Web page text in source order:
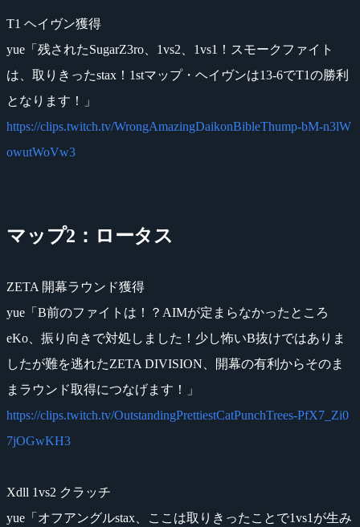
T1 ヘイヴン獲得
yue「残されたSugarZ3ro、1vs2、1vs1！スモークファイト
は、取りきったstax！1stマップ・ヘイヴンは13-6でT1の勝利
となります！」
https://clips.twitch.tv/WrongAmazingDaikonBibleThump-bM-n3lW
owutWoVw3
マップ2：ロータス
ZETA 開幕ラウンド獲得
yue「B前のファイトは！？AIMが定まらなかったところ
eKo、振り向きで対処しました！少し怖いB抜けではありま
したが難を逃れたZETA DIVISION、開幕の有利からそのま
まラウンド取得につなげます！」
https://clips.twitch.tv/OutstandingPrettiestCatPunchTrees-PfX7_Zi0
7jOGwKH3
Xdll 1vs2 クラッチ
yue「オフアングルstax、ここは取りきったことで1vs1が生み